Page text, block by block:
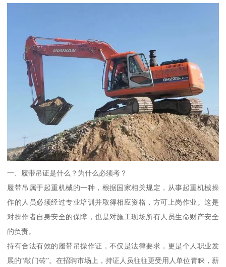
一、履带吊证是什么？为什么必须考？
履带吊属于起重机械的一种，根据国家相关规定，从事起重机械操
作的人员必须经过专业培训并取得相应资格，方可上岗作业。这是
对操作者自身安全的保障，也是对施工现场所有人员生命财产安全
的负责。
持有合法有效的履带吊操作证，不仅是法律要求，更是个人职业发
展的“敲门砖”。在招聘市场上，持证人员往往更受用人单位青睐，薪